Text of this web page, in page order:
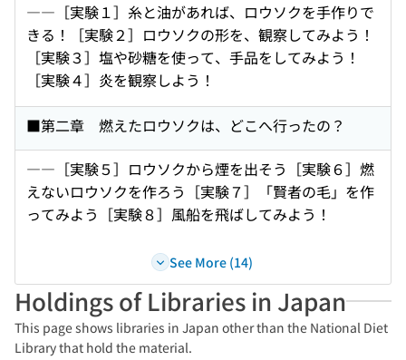
――［実験１］糸と油があれば、ロウソクを手作りで
きる！［実験２］ロウソクの形を、観察してみよう！
［実験３］塩や砂糖を使って、手品をしてみよう！
［実験４］炎を観察しよう！
■第二章 燃えたロウソクは、どこへ行ったの？
――［実験５］ロウソクから煙を出そう［実験６］燃
えないロウソクを作ろう［実験７］「賢者の毛」を作
ってみよう［実験８］風船を飛ばしてみよう！
See More (14)
Holdings of Libraries in Japan
This page shows libraries in Japan other than the National Diet
Library that hold the material.